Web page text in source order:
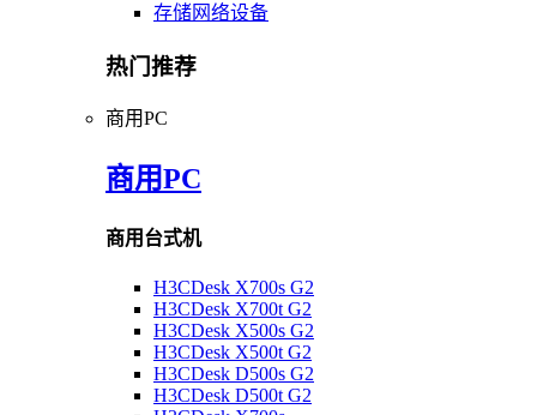
存储网络设备
热门推荐
商用PC
商用PC
商用台式机
H3CDesk X700s G2
H3CDesk X700t G2
H3CDesk X500s G2
H3CDesk X500t G2
H3CDesk D500s G2
H3CDesk D500t G2